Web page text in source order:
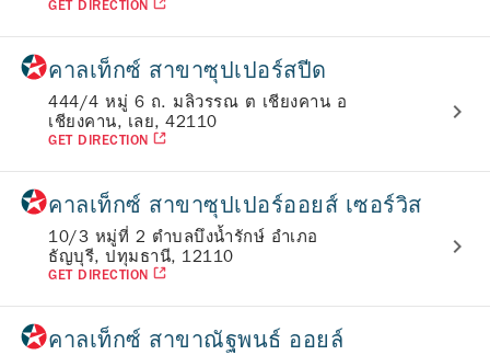
GET DIRECTION
คาลเท็กซ์ สาขาซุปเปอร์สปีด
444/4 หมู่ 6 ถ. มลิวรรณ ต เชียงคาน อ
เชียงคาน, เลย, 42110
GET DIRECTION
คาลเท็กซ์ สาขาซุปเปอร์ออยส์ เซอร์วิส
10/3 หมู่ที่ 2 ตำบลบึงน้ำรักษ์ อำเภอ
ธัญบุรี, ปทุมธานี, 12110
GET DIRECTION
คาลเท็กซ์ สาขาณัฐพนธ์ ออยล์